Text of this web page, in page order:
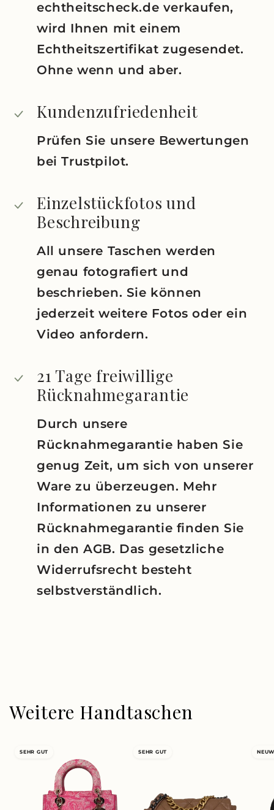
echtheitscheck.de verkaufen,
wird Ihnen mit einem
Echtheitszertifikat zugesendet.
Ohne wenn und aber.
Kundenzufriedenheit
Prüfen Sie unsere Bewertungen
bei Trustpilot.
Einzelstückfotos und
Beschreibung
All unsere Taschen werden
genau fotografiert und
beschrieben. Sie können
jederzeit weitere Fotos oder ein
Video anfordern.
21 Tage freiwillige
Rücknahmegarantie
Durch unsere
Rücknahmegarantie haben Sie
genug Zeit, um sich von unserer
Ware zu überzeugen. Mehr
Informationen zu unserer
Rücknahmegarantie finden Sie
in den AGB. Das gesetzliche
Widerrufsrecht besteht
selbstverständlich.
Weitere Handtaschen
SEHR GUT SEHR GUT